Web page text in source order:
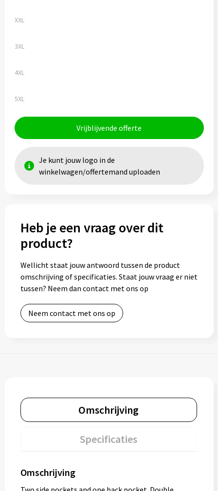
XXL
3XL
4XL
5XL
Vrijblijvende offerte
Je kunt jouw logo in de
winkelwagen/offertemand uploaden
Heb je een vraag over dit
product?
Wellicht staat jouw antwoord tussen de product
omschrijving of specificaties. Staat jouw vraag er niet
tussen? Neem dan contact met ons op
Neem contact met ons op
Omschrijving
Specificaties
Omschrijving